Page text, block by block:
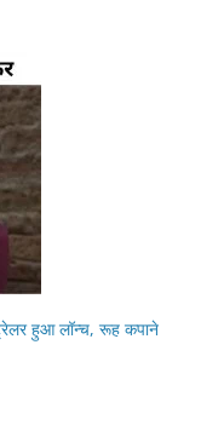
हुआ लॉन्च, रूह कपाने